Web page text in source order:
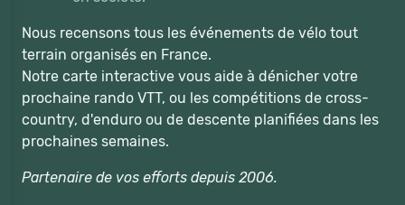
Nous recensons tous les événements de vélo tout
terrain organisés en France.
Notre carte interactive vous aide à dénicher votre
prochaine rando VTT, ou les compétitions de cross-
country, d'enduro ou de descente planifiées dans les
prochaines semaines.
Partenaire de vos efforts depuis 2006.